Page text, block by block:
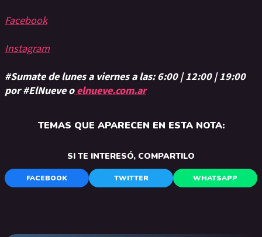
Facebook
Instagram
#Sumate de lunes a viernes a las: 6:00 | 12:00 | 19:00
por #ElNueve o elnueve.com.ar
TEMAS QUE APARECEN EN ESTA NOTA:
SI TE INTERESÓ, COMPARTILO
FACEBOOK TWITTER WHATSAPP